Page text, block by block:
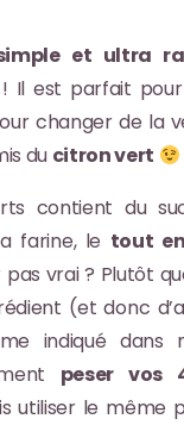
et ultra
Il est parfait
changer de la
du citron vert
contient du
farine, le tout
pas vrai ? Plutôt
(et donc
indiqué dans
peser vos
utiliser le même